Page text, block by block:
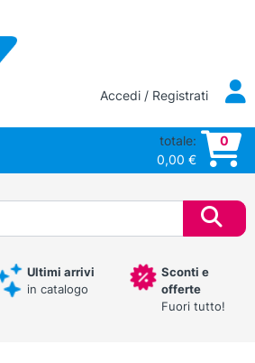
Accedi / Registrati
totale:
0,00 €
0
Ultimi arrivi
in catalogo
Sconti e
offerte
Fuori tutto!